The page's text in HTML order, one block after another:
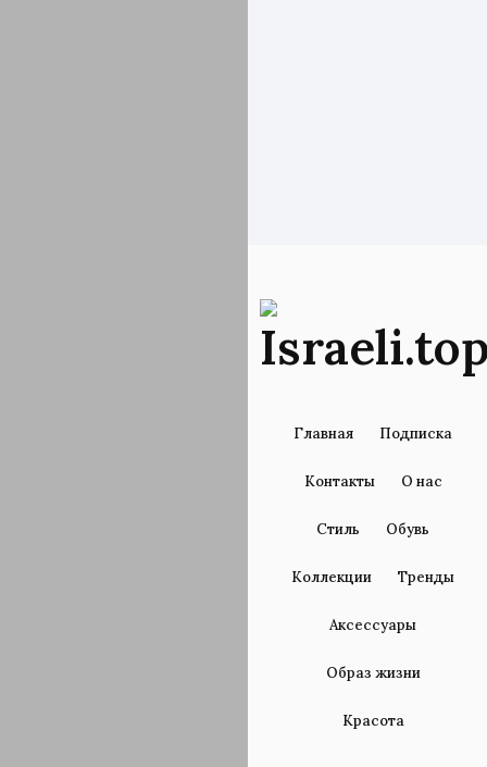
Главная Подписка
Контакты О нас
Стиль Обувь
Коллекции Тренды
Аксессуары
Образ жизни
Красота